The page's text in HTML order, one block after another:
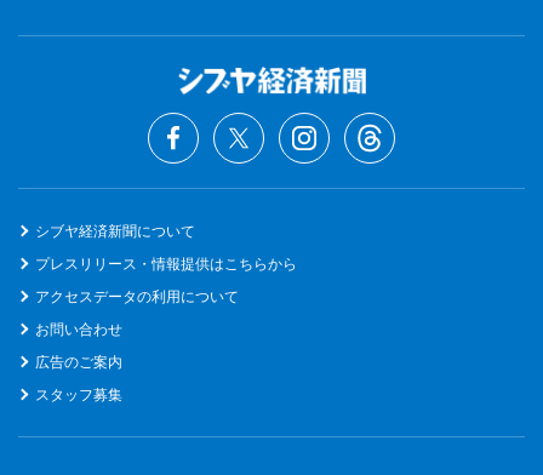
シブヤ経済新聞について
プレスリリース・情報提供はこちらから
アクセスデータの利用について
お問い合わせ
広告のご案内
スタッフ募集